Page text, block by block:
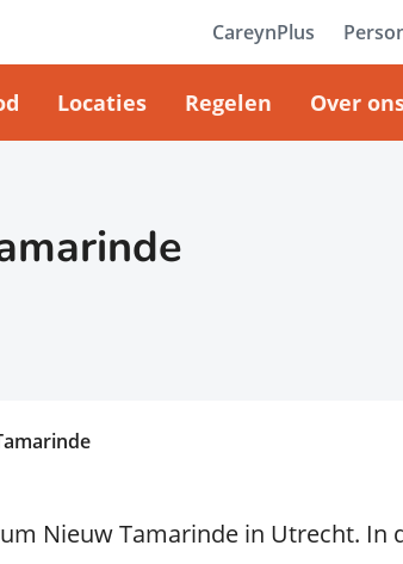
Locaties Regelen Over
CareynPlus
Nieuw Tamarinde in Utrecht. In